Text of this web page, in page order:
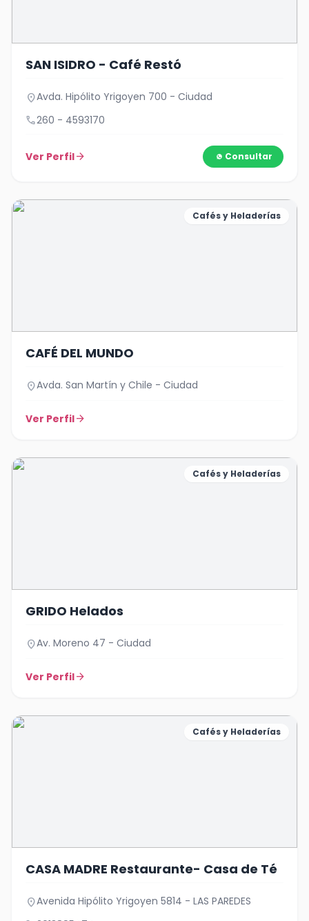
SAN ISIDRO - Café Restó
location_onAvda. Hipólito Yrigoyen 700 - Ciudad
call260 - 4593170
Ver Perfilarrow_forward Consultar
Cafés y Heladerías
CAFÉ DEL MUNDO
location_onAvda. San Martín y Chile - Ciudad
Ver Perfilarrow_forward
Cafés y Heladerías
GRIDO Helados
location_onAv. Moreno 47 - Ciudad
Ver Perfilarrow_forward
Cafés y Heladerías
CASA MADRE Restaurante- Casa de Té
location_onAvenida Hipólito Yrigoyen 5814 - LAS PAREDES